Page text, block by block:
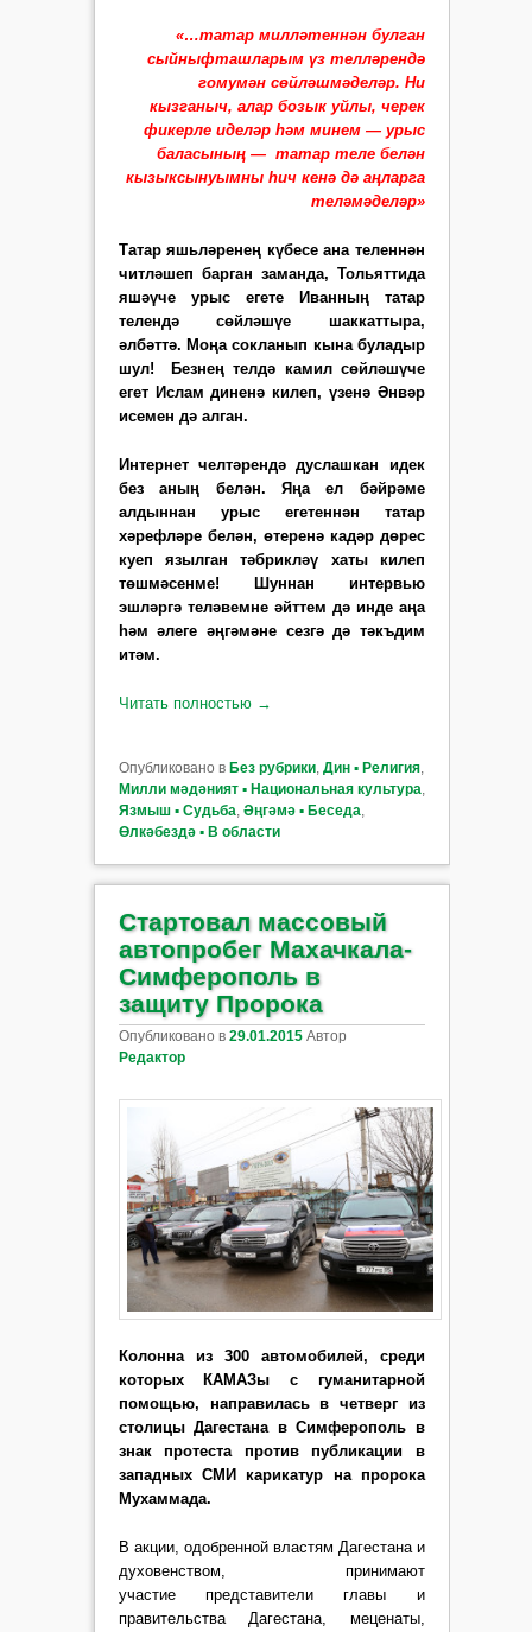
«…татар милләтеннән булган
сыйныфташларым үз телләрендә
гомумән сөйләшмәделәр. Ни
кызганыч, алар бозык уйлы, черек
фикерле иделәр һәм минем — урыс
баласының — татар теле белән
кызыксынуымны һич кенә дә аңларга
теләмәделәр»
Татар яшьләренең күбесе ана теленнән
читләшеп барган заманда, Тольяттида
яшәүче урыс егете Иванның татар
телендә сөйләшүе шаккаттыра,
әлбәттә. Моңа сок­ланып кына буладыр
шул! Безнең телдә камил сөйләшүче
егетИслам диненә килеп, үзенә Әнвәр
исемен дә алган.
Интернет челтәрендә дуслашкан идек
без аның белән. Яңа ел бәйрәме
алдыннан урыс егетеннән татар
хәрефләре белән, өтеренә кадәр дөрес
куеп язылган тәбрикләү хаты килеп
төшмәсенме! Шуннан интервью
эшләргә теләвемне әйттем дә инде аңа
һәм әлеге әңгәмәне сезгә дә тәкъдим
итәм.
Читать полностью →
Опубликовано в Без рубрики, Дин ▪ Религия,
Милли мәдәният ▪ Национальная культура
Язмыш ▪ Судьба Әңгәмә ▪ Беседа
Өлкәбездә ▪ В области
Стартовал массовый
автопробег Махачкала-
Симферополь в
защиту Пророка
Опубликовано в 29.01.2015 Автор
Редактор
Колонна из 300 автомобилей, среди
которых КАМАЗы с гуманитарной
помощью, направилась в четверг из
столицы Дагестана в Симферополь в
знак протеста против публикации в
западных СМИ карикатур на пророка
Мухаммада.
В акции, одобренной властям Дагестана и
духовенством, принимают
участие представители главы и
правительства Дагестана, меценаты,